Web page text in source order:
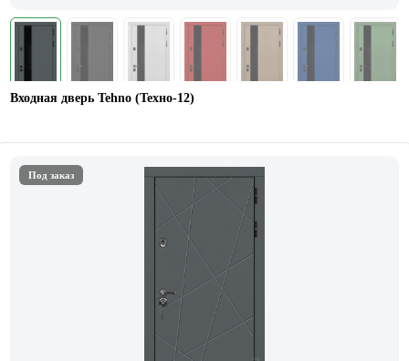
Входная дверь Tehno (Техно-12)
Под заказ